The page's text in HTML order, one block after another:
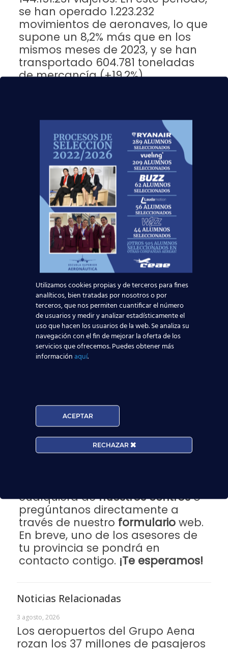
se han operado 1.223.232
movimientos de aeronaves, lo que
supone un 8,2% más que en los
mismos meses de 2023, y se han
transportado 604.781 toneladas
de mercancía (+19,2%).
mes en el que los aeropuertos de Aena en España
se han anotadorécord histórico de pasajeros,
movimiento de aeronaves y carga
transportadaen un mes de junio:
El tráfico crece un 11,4% hasta junio frente al
mismo período del año pasado;
En los primeros seis meses del año, se han
operado 1,22 millones de vuelos y se han
transportado casi 605.000 toneladas de carga;
En el mes de junio, se superaron los 29,4
millones de pasajeros, se registraron 239.462
movimientos de aeronaves y se gestionaron
102.000 toneladas de mercancía.
¿Todavía tienes dudas? Te esperamos en la
Centros de Estudios Aeronáuticos más grande de
para ayudarte a alcanzar tu nuevo futuro.
Nuestrocurso Tripulante de Cabina de
ser clave para que sigas los pasos de
7000 alumnosque encontraron sus alas junto a
cualquiera denuestros centroso
pregúntanos directamente a
través de nuestro formularioweb.
En breve, uno de los asesores de
tu provincia se pondrá en
contacto contigo. ¡Te esperamos!
Noticias Relacionadas
3 agosto, 2026
Los aeropuertos del Grupo Aena
rozan los 37 millones de pasajeros
Utilizamos cookies propias y de terceros para fines
analíticos, bien tratadas por nosotros o por
terceros, que nos permiten cuantificar el número
de usuarios y medir y analizar estadísticamente el
uso que hacen los usuarios de la web. Se analiza su
navegación con el fin de mejorar la oferta de los
servicios que ofrecemos. Puedes obtener más
informaciónaquí.
ACEPTAR
RECHAZAR